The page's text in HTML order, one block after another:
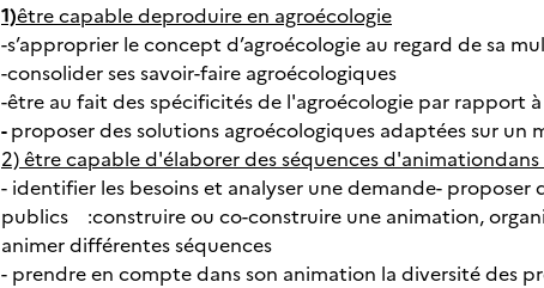
1)être capable deproduire en agroécologie
-s’approprier le concept d’agroécologie au regard de sa
-consolider ses savoir-faire agroécologiques
-être au fait des spécificités de l'agroécologie par rapport
-proposer des solutions agroécologiques adaptées sur un
2) être capable d'élaborer des séquences
- identifier les besoins et analyser une demande-
publics :construire ou co-construire une animation,
animer différentes séquences
- prendre en compte dans son animation la diversité des